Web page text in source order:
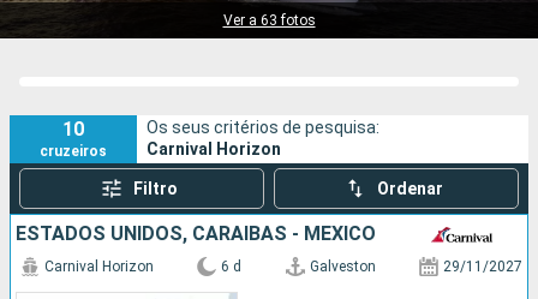
Ver a 63 fotos Companhias
10
cruzeiros
Os seus critérios de pesquisa:
Carnival Horizon
Filtro Ordenar
ESTADOS UNIDOS, CARAIBAS - MEXICO
Carnival Horizon 6 d Galveston 29/11/2027